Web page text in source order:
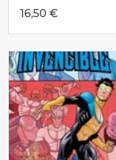
16,50 €